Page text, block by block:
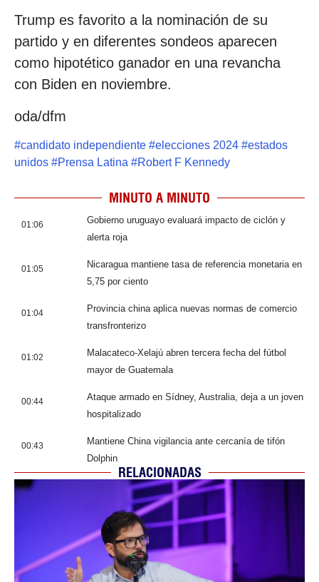
Trump es favorito a la nominación de su
partido y en diferentes sondeos aparecen
como hipotético ganador en una revancha
con Biden en noviembre.
oda/dfm
#candidato independiente #elecciones 2024 #estados
unidos #Prensa Latina #Robert F Kennedy
MINUTO A MINUTO
01:06
Gobierno uruguayo evaluará impacto de ciclón y
alerta roja
01:05
Nicaragua mantiene tasa de referencia monetaria en
5,75 por ciento
01:04
Provincia china aplica nuevas normas de comercio
transfronterizo
01:02
Malacateco-Xelajú abren tercera fecha del fútbol
mayor de Guatemala
00:44
Ataque armado en Sídney, Australia, deja a un joven
hospitalizado
00:43
Mantiene China vigilancia ante cercanía de tifón
Dolphin
RELACIONADAS